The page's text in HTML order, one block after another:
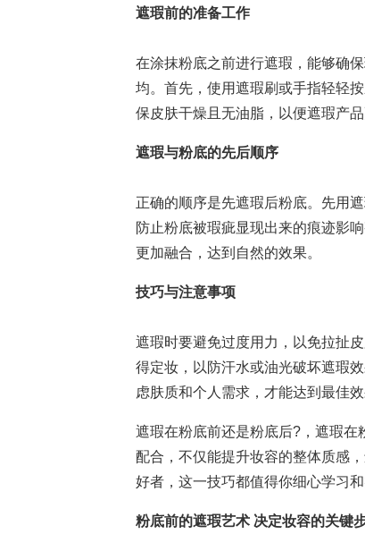
遮瑕前的准备工作
在涂抹粉底之前进行遮瑕，能够确
均。首先，使用遮瑕刷或手指轻轻
保皮肤干燥且无油脂，以便遮瑕产品
遮瑕与粉底的先后顺序
正确的顺序是先遮瑕后粉底。先用
防止粉底被瑕疵显现出来的痕迹影
更加融合，达到自然的效果。
技巧与注意事项
遮瑕时要避免过度用力，以免拉扯
得定妆，以防汗水或油光破坏遮瑕
虑肤质和个人需求，才能达到最佳效
遮瑕在粉底前还是粉底后?，遮瑕
配合，不仅能提升妆容的整体质感
好者，这一技巧都值得你细心学习和
粉底前的遮瑕艺术 决定妆容的关键